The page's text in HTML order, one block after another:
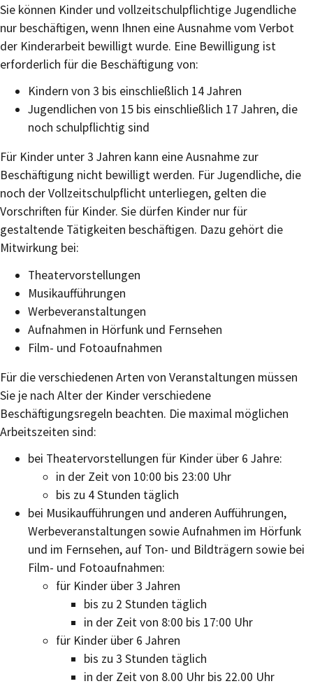
Sie können Kinder und vollzeitschulpflichtige Jugendliche
nur beschäftigen, wenn Ihnen eine Ausnahme vom Verbot
der Kinderarbeit bewilligt wurde. Eine Bewilligung ist
erforderlich für die Beschäftigung von:
Kindern von 3 bis einschließlich 14 Jahren
Jugendlichen von 15 bis einschließlich 17 Jahren, die
noch schulpflichtig sind
Für Kinder unter 3 Jahren kann eine Ausnahme zur
Beschäftigung nicht bewilligt werden. Für Jugendliche, die
noch der Vollzeitschulpflicht unterliegen, gelten die
Vorschriften für Kinder. Sie dürfen Kinder nur für
gestaltende Tätigkeiten beschäftigen. Dazu gehört die
Mitwirkung bei:
Theatervorstellungen
Musikaufführungen
Werbeveranstaltungen
Aufnahmen in Hörfunk und Fernsehen
Film- und Fotoaufnahmen
Für die verschiedenen Arten von Veranstaltungen müssen
Sie je nach Alter der Kinder verschiedene
Beschäftigungsregeln beachten. Die maximal möglichen
Arbeitszeiten sind:
bei Theatervorstellungen für Kinder über 6 Jahre:
in der Zeit von 10:00 bis 23:00 Uhr
bis zu 4 Stunden täglich
bei Musikaufführungen und anderen Aufführungen,
Werbeveranstaltungen sowie Aufnahmen im Hörfunk
und im Fernsehen, auf Ton- und Bildträgern sowie bei
Film- und Fotoaufnahmen:
für Kinder über 3 Jahren
bis zu 2 Stunden täglich
in der Zeit von 8:00 bis 17:00 Uhr
für Kinder über 6 Jahren
bis zu 3 Stunden täglich
in der Zeit von 8.00 Uhr bis 22.00 Uhr